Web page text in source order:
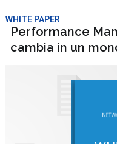
WHITE PAPER
Performance
cambia in un